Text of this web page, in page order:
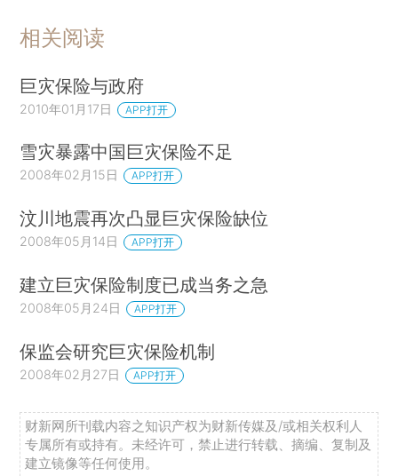
相关阅读
巨灾保险与政府
2010年01月17日 APP打开
雪灾暴露中国巨灾保险不足
2008年02月15日 APP打开
汶川地震再次凸显巨灾保险缺位
2008年05月14日 APP打开
建立巨灾保险制度已成当务之急
2008年05月24日 APP打开
保监会研究巨灾保险机制
2008年02月27日 APP打开
财新网所刊载内容之知识产权为财新传媒及/或相关权利人
专属所有或持有。未经许可，禁止进行转载、摘编、复制及
建立镜像等任何使用。